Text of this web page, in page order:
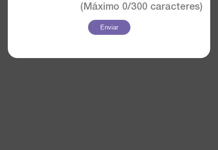
(Máximo 0/300caracteres)
Enviar